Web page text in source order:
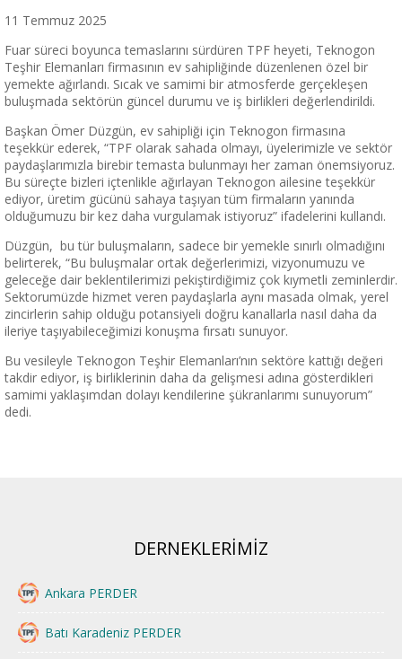
11 Temmuz 2025
Fuar süreci boyunca temaslarını sürdüren TPF heyeti, Teknogon
Teşhir Elemanları firmasının ev sahipliğinde düzenlenen özel bir
yemekte ağırlandı. Sıcak ve samimi bir atmosferde gerçekleşen
buluşmada sektörün güncel durumu ve iş birlikleri değerlendirildi.
Başkan Ömer Düzgün, ev sahipliği için Teknogon firmasına
teşekkür ederek, “TPF olarak sahada olmayı, üyelerimizle ve sektör
paydaşlarımızla birebir temasta bulunmayı her zaman önemsiyoruz.
Bu süreçte bizleri içtenlikle ağırlayan Teknogon ailesine teşekkür
ediyor, üretim gücünü sahaya taşıyan tüm firmaların yanında
olduğumuzu bir kez daha vurgulamak istiyoruz” ifadelerini kullandı.
Düzgün, bu tür buluşmaların, sadece bir yemekle sınırlı olmadığını
belirterek, “Bu buluşmalar ortak değerlerimizi, vizyonumuzu ve
geleceğe dair beklentilerimizi pekiştirdiğimiz çok kıymetli zeminlerdir.
Sektorumüzde hizmet veren paydaşlarla aynı masada olmak, yerel
zincirlerin sahip olduğu potansiyeli doğru kanallarla nasıl daha da
ileriye taşıyabileceğimizi konuşma fırsatı sunuyor.
Bu vesileyle Teknogon Teşhir Elemanları’nın sektöre kattığı değeri
takdir ediyor, iş birliklerinin daha da gelişmesi adına gösterdikleri
samimi yaklaşımdan dolayı kendilerine şükranlarımı sunuyorum”
dedi.
DERNEKLERİMİZ
Ankara PERDER
Batı Karadeniz PERDER